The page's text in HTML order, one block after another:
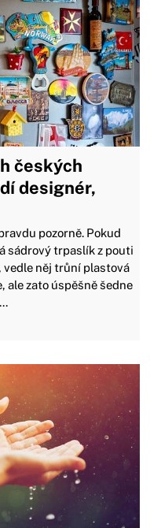
českých
designér,
pozorně. Pokud
sádrový trpaslík z pouti
vedle něj trůní plastová
ale zato úspěšně šedne